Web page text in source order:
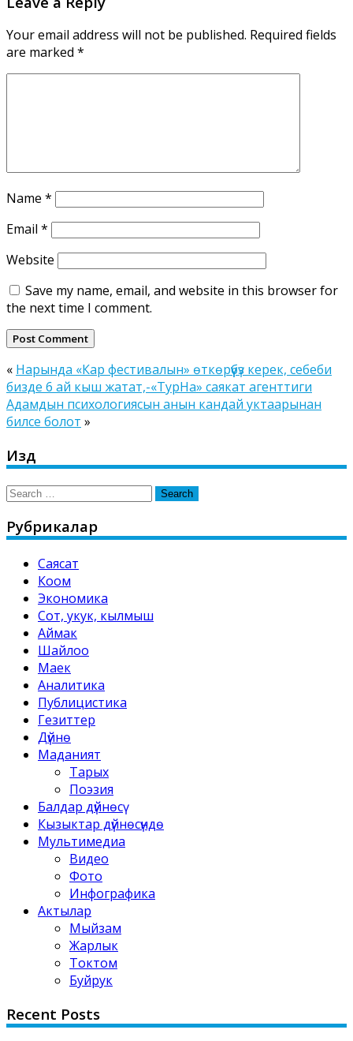
Your email address will not be published. Required fields
are marked *
Name *
Email *
Website
Save my name, email, and website in this browser for
the next time I comment.
« Нарында «Кар фестивалын» өткөрүүбүз керек, себеби
бизде 6 ай кыш жатат,-«ТурНа» саякат агенттиги
Адамдын психологиясын анын кандай уктаарынан
билсе болот »
Издөө
Search
Рубрикалар
Саясат
Коом
Экономика
Сот, укук, кылмыш
Аймак
Шайлоо
Маек
Аналитика
Публицистика
Гезиттер
Дүйнө
Маданият
Тарых
Поэзия
Балдар дүйнөсү
Кызыктар дүйнөсүндө
Мультимедиа
Видео
Фото
Инфографика
Актылар
Мыйзам
Жарлык
Токтом
Буйрук
Recent Posts